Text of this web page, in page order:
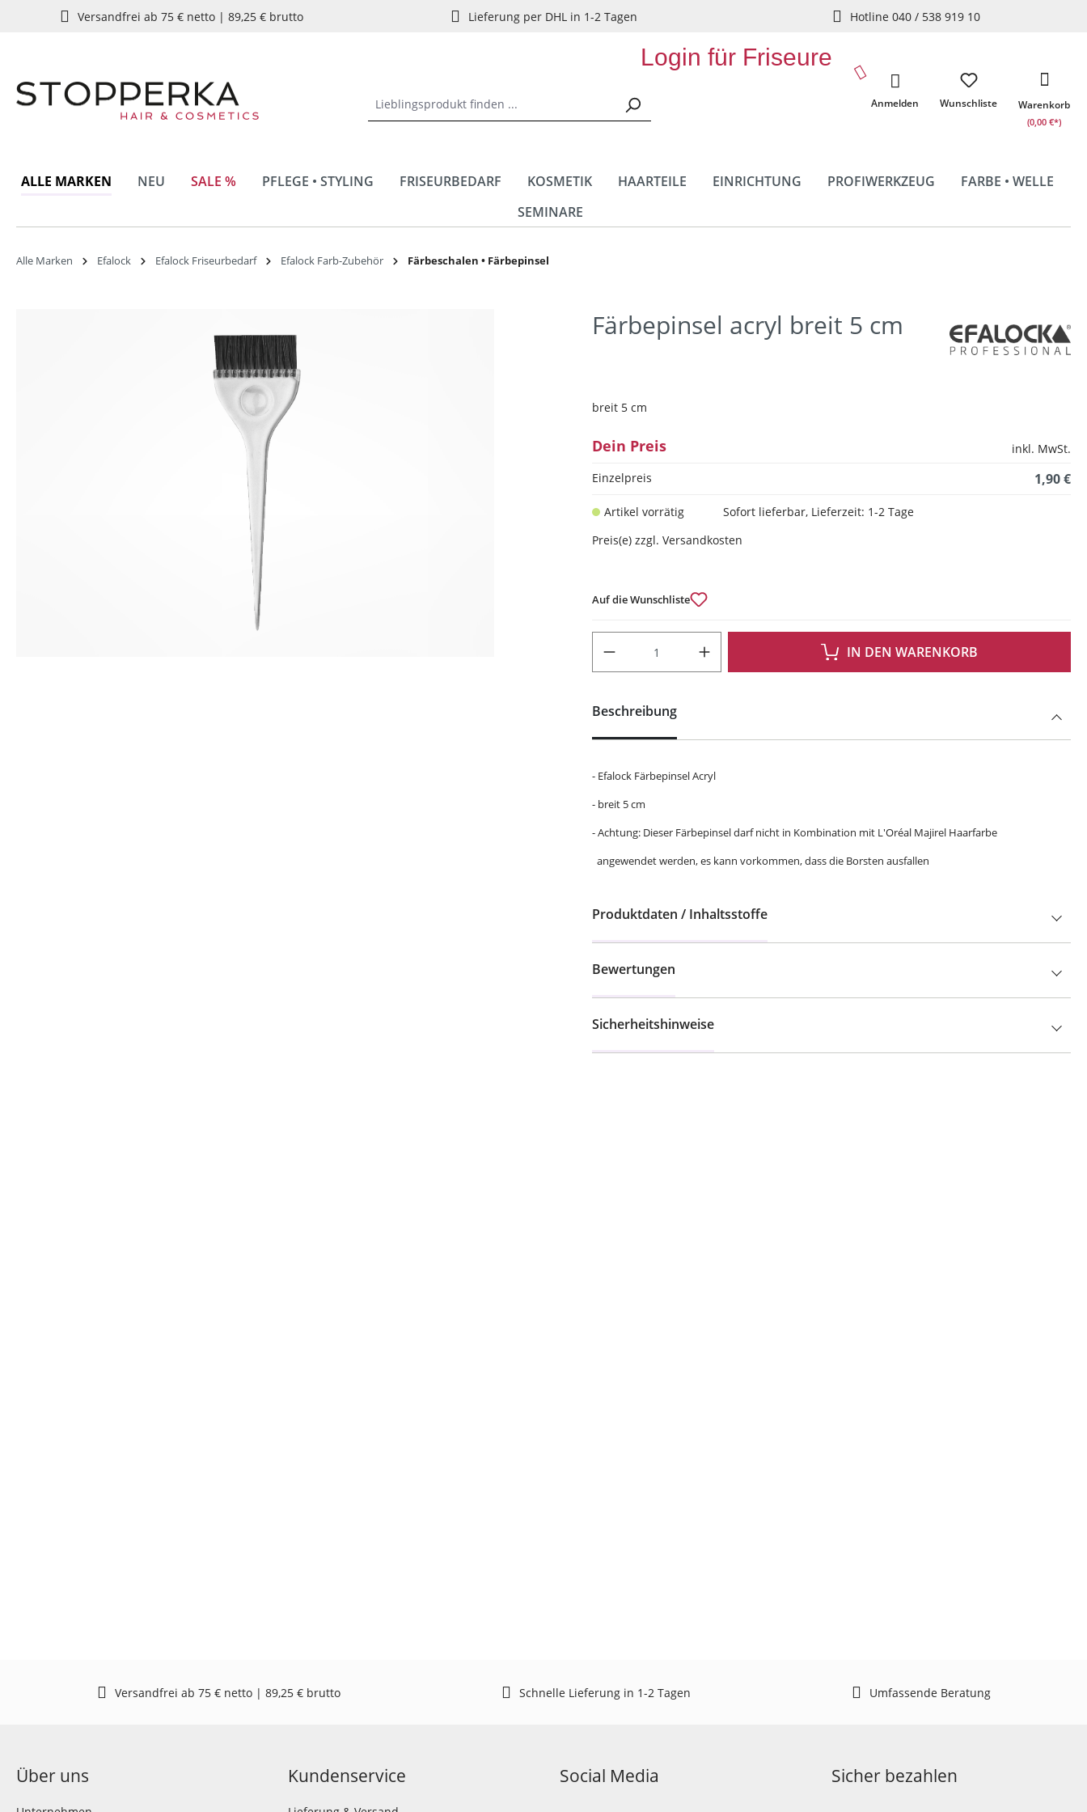
Zur Hauptnavigation springen
Versandfrei ab 75 € netto | 89,25 € brutto Lieferung per DHL in 1-2 Tagen Hotline 040 / 538 919 10
Login für Friseure
Wunschliste
Anmelden Warenkorb
(0,00 €*)
ALLE MARKEN NEU SALE % PFLEGE • STYLING FRISEURBEDARF KOSMETIK HAARTEILE EINRICHTUNG PROFIWERKZEUG
FARBE • WELLE
SEMINARE
Alle Marken Efalock Efalock Friseurbedarf Efalock Farb-Zubehör Färbeschalen • Färbepinsel
Färbepinsel acryl breit 5 cm
breit 5 cm
Dein Preis
inkl. MwSt.
Einzelpreis
1,90 €
Artikel vorrätig
Sofort lieferbar, Lieferzeit: 1-2 Tage
Preis(e) zzgl. Versandkosten
Auf die Wunschliste
IN DEN WARENKORB
Beschreibung
- Efalock Färbepinsel Acryl
- breit 5 cm
- Achtung: Dieser Färbepinsel darf nicht in Kombination mit L'Oréal Majirel Haarfarbe
angewendet werden, es kann vorkommen, dass die Borsten ausfallen
Produktdaten / Inhaltsstoffe
Bewertungen
Sicherheitshinweise
Versandfrei ab 75 € netto | 89,25 € brutto Schnelle Lieferung in 1-2 Tagen Umfassende Beratung
Über uns Kundenservice Social Media Sicher bezahlen